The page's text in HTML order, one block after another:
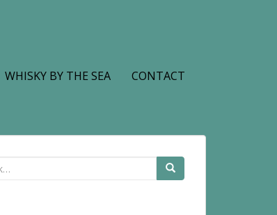
WHISKY BY THE SEA CONTACT